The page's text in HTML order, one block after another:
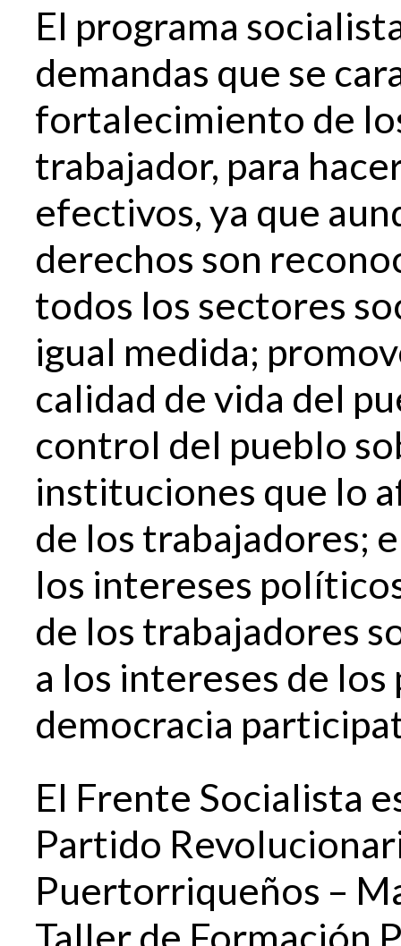
El programa
demandas que se
fortalecimiento de
trabajador, para
efectivos, ya que
derechos son
todos los sectores
igual medida;
calidad de vida del
control del pueblo
instituciones que lo
de los trabajadores;
los intereses
de los trabajadores
a los intereses de
democracia
El Frente Socialista
Partido
Puertorriqueños –
Taller de Formación